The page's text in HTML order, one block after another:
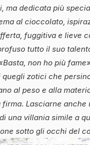
ma dedicata più
al cioccolato,
fuggitiva e lieve
tutto il suo
non ho più
zotici che
al peso e alla
firma. Lasciarne
una villania simile a
sotto gli occhi del